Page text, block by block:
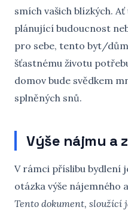
smích vašich blízkých.
plánující budoucnost
pro sebe, tento byt/
šťastnému životu
domov bude svědkem
splněných snů.
Výše nájmu a
V rámci příslibu bydlení
otázka výše nájemného
Tento dokument, sloužící